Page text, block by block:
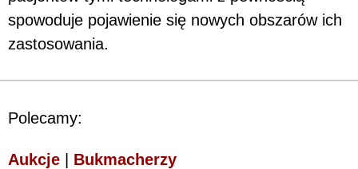
spowoduje pojawienie się nowych obszarów ich
zastosowania.
Polecamy:
Aukcje Bukmacherzy